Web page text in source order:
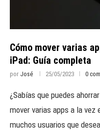
Cómo mover varias
iPad: Guía completa
por José 25/05/2023 0
¿Sabías que puedes
mover varias apps a la vez
muchos usuarios que